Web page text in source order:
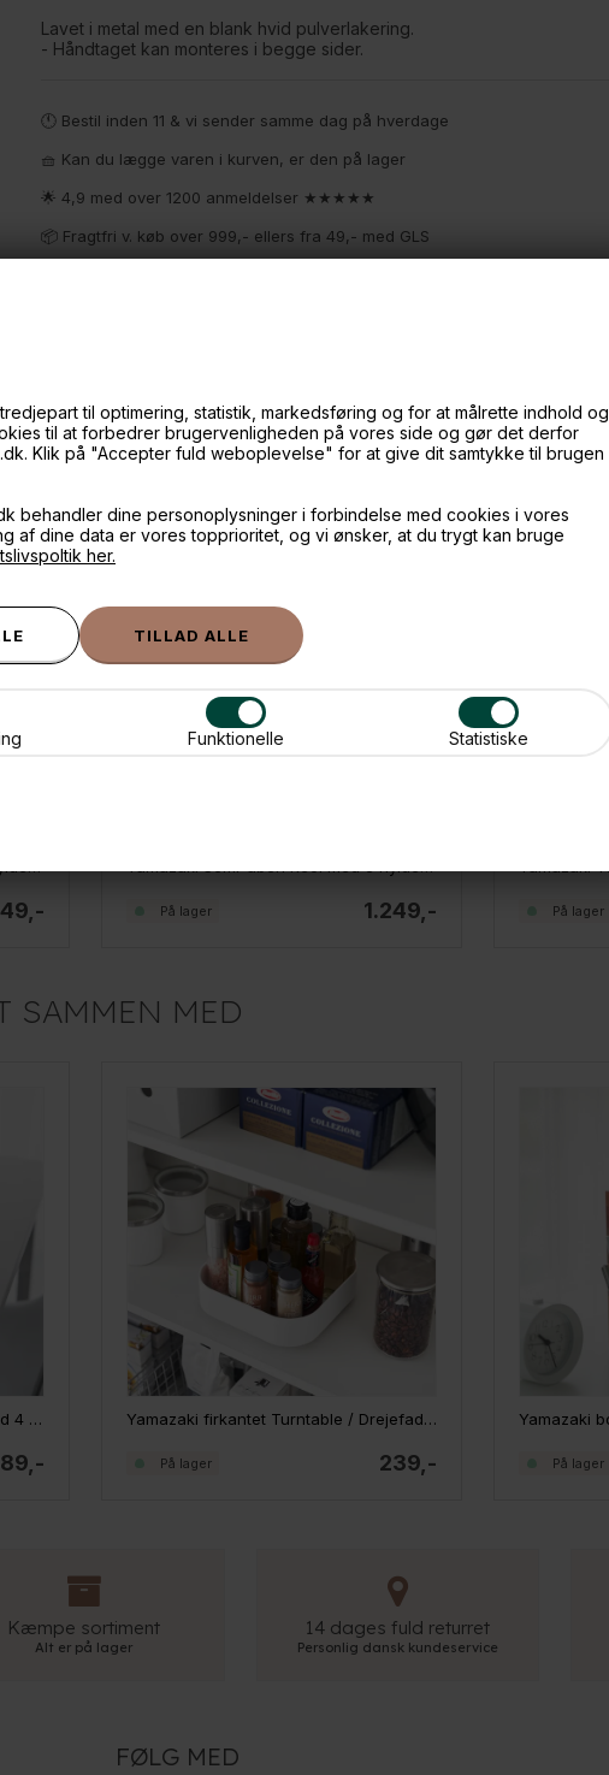
til optimering, statistik, markedsføring og for at målrette indhold og
til at forbedrer brugervenligheden på vores side og gør det derfor
Klik på "Accepter fuld weboplevelse" for at give dit samtykke til brugen
behandler dine personoplysninger i forbindelse med cookies i vores
af dine data er vores topprioritet, og vi ønsker, at du trygt kan bruge
her.
Funktionelle Statistiske
Lavet i metal med en blank hvid pulverlakering.
- Håndtaget kan monteres i begge sider.
🕚 Bestil inden 11 & vi sender samme dag på hverdage
🧺 Kan du lægge varen i kurven, er den på lager
🌟 4,9 med over 1200 anmeldelser ★★★★★
📦 Fragtfri v. køb over 999,- ellers fra 49,- med GLS
IDÉER
Yamazaki Semi-åben Reol med 3 hylder og Hjul, Sort Yamazaki Semi-åben Reol med 3 hylder og Hjul, Hvid
1.249,-
På lager På lager
SAMMEN MED
Yamazaki firkantet Smykkeskrin med 4 rum - HVID Yamazaki firkantet Turntable / Drejefad - Hvid
239,-
På lager På lager
Kæmpe sortiment
Alt er på lager
14 dages fuld returret
Personlig dansk kundeservice
FØLG MED